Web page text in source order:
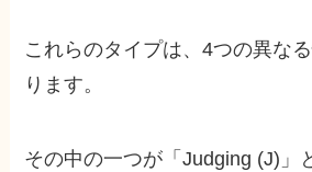
これらのタイプは、4つの異な
ります。
その中の一つが「Judging (J)」